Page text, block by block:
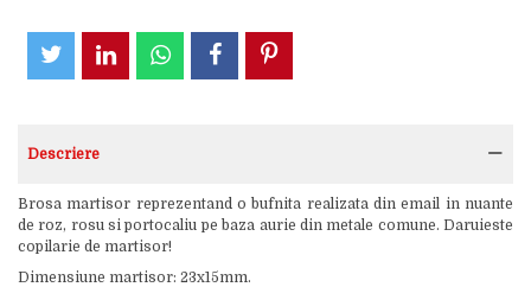
Descriere
Brosa martisor reprezentand o bufnita realizata din email in nuante
de roz, rosu si portocaliu pe baza aurie din metale comune. Daruieste
copilarie de martisor!
Dimensiune martisor: 23x15mm.